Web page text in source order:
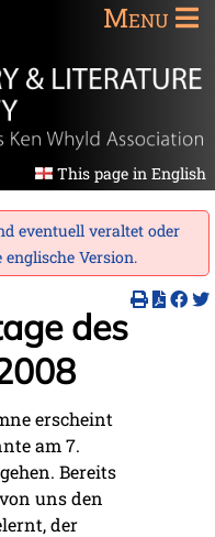
Menu
This page in English
eventuell veraltet oder
englische Version.
des
erscheint
am 7.
Bereits
uns den
der